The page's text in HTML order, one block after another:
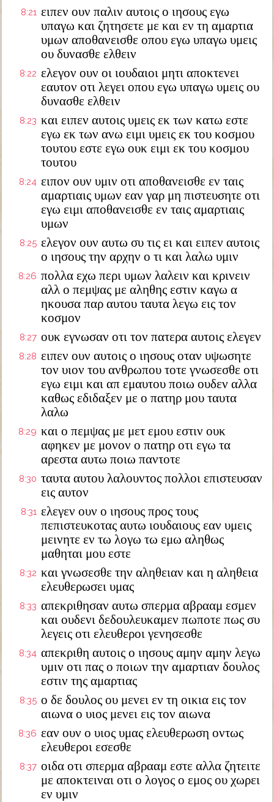
8:21 ειπεν ουν παλιν αυτοις ο ιησους εγω
υπαγω και ζητησετε με και εν τη αμαρτια
υμων αποθανεισθε οπου εγω υπαγω υμεις
ου δυνασθε ελθειν
8:22 ελεγον ουν οι ιουδαιοι μητι αποκτενει
εαυτον οτι λεγει οπου εγω υπαγω υμεις ου
δυνασθε ελθειν
8:23 και ειπεν αυτοις υμεις εκ των κατω εστε
εγω εκ των ανω ειμι υμεις εκ του κοσμου
τουτου εστε εγω ουκ ειμι εκ του κοσμου
τουτου
8:24 ειπον ουν υμιν οτι αποθανεισθε εν ταις
αμαρτιαις υμων εαν γαρ μη πιστευσητε οτι
εγω ειμι αποθανεισθε εν ταις αμαρτιαις
υμων
8:25 ελεγον ουν αυτω συ τις ει και ειπεν αυτοις
ο ιησους την αρχην ο τι και λαλω υμιν
8:26 πολλα εχω περι υμων λαλειν και κρινειν
αλλ ο πεμψας με αληθης εστιν καγω α
ηκουσα παρ αυτου ταυτα λεγω εις τον
κοσμον
8:27 ουκ εγνωσαν οτι τον πατερα αυτοις ελεγεν
8:28 ειπεν ουν αυτοις ο ιησους οταν υψωσητε
τον υιον του ανθρωπου τοτε γνωσεσθε οτι
εγω ειμι και απ εμαυτου ποιω ουδεν αλλα
καθως εδιδαξεν με ο πατηρ μου ταυτα
λαλω
8:29 και ο πεμψας με μετ εμου εστιν ουκ
αφηκεν με μονον ο πατηρ οτι εγω τα
αρεστα αυτω ποιω παντοτε
8:30 ταυτα αυτου λαλουντος πολλοι επιστευσαν
εις αυτον
8:31 ελεγεν ουν ο ιησους προς τους
πεπιστευκοτας αυτω ιουδαιους εαν υμεις
μεινητε εν τω λογω τω εμω αληθως
μαθηται μου εστε
8:32 και γνωσεσθε την αληθειαν και η αληθεια
ελευθερωσει υμας
8:33 απεκριθησαν αυτω σπερμα αβρααμ εσμεν
και ουδενι δεδουλευκαμεν πωποτε πως συ
λεγεις οτι ελευθεροι γενησεσθε
8:34 απεκριθη αυτοις ο ιησους αμην αμην λεγω
υμιν οτι πας ο ποιων την αμαρτιαν δουλος
εστιν της αμαρτιας
8:35 ο δε δουλος ου μενει εν τη οικια εις τον
αιωνα ο υιος μενει εις τον αιωνα
8:36 εαν ουν ο υιος υμας ελευθερωση οντως
ελευθεροι εσεσθε
8:37 οιδα οτι σπερμα αβρααμ εστε αλλα ζητειτε
με αποκτειναι οτι ο λογος ο εμος ου χωρει
εν υμιν